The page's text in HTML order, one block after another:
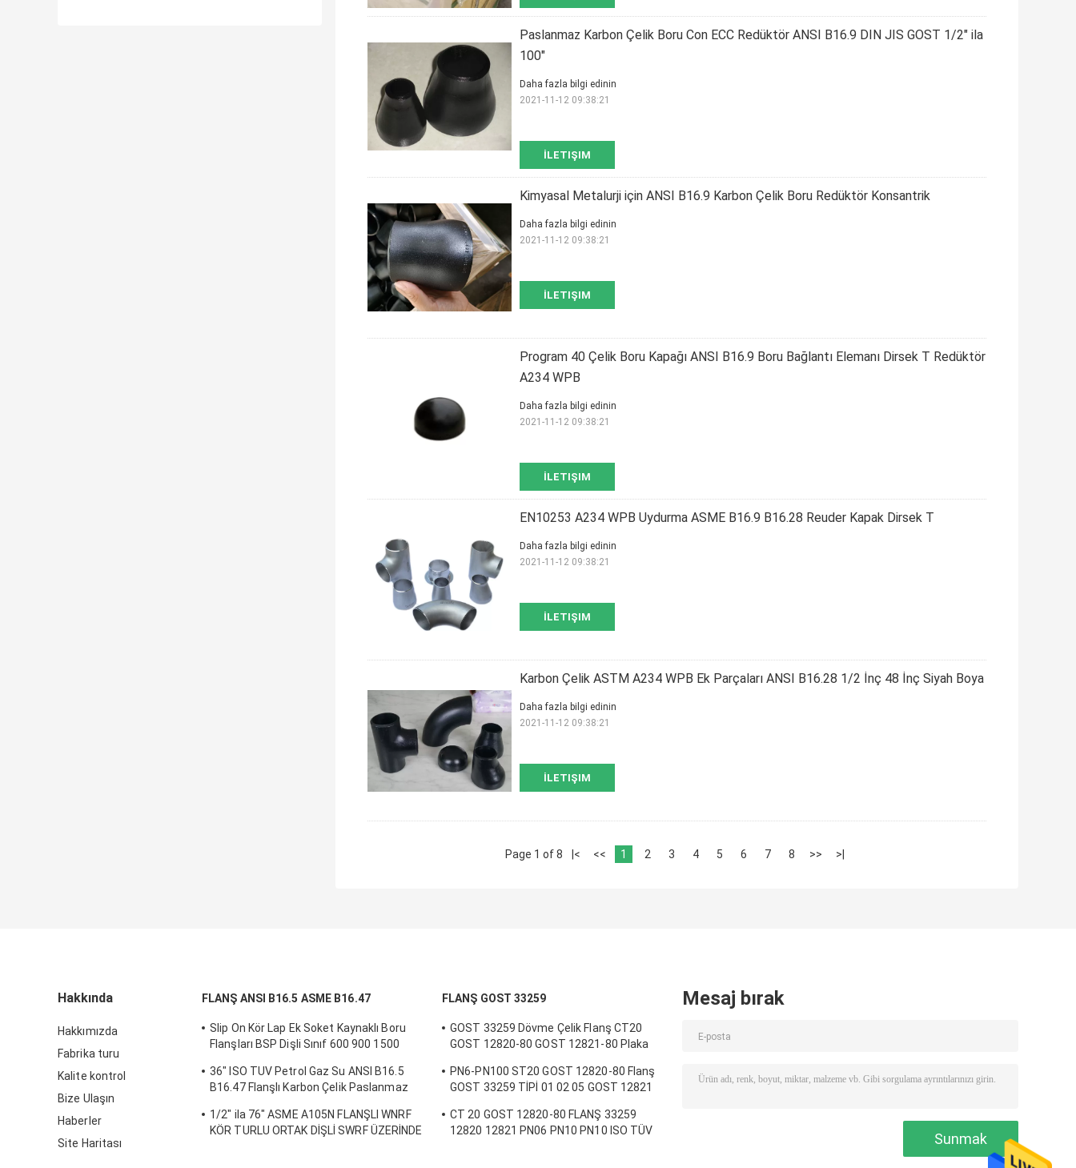
Paslanmaz Karbon Çelik Boru Con ECC Redüktör ANSI B16.9 DIN JIS GOST 1/2" ila
100"
İLETIŞIM
Daha fazla bilgi edinin
2021-11-12 09:38:21
Kimyasal Metalurji için ANSI B16.9 Karbon Çelik Boru Redüktör Konsantrik
İLETIŞIM
Daha fazla bilgi edinin
2021-11-12 09:38:21
Program 40 Çelik Boru Kapağı ANSI B16.9 Boru Bağlantı Elemanı Dirsek T Redüktör
A234 WPB
İLETIŞIM
Daha fazla bilgi edinin
2021-11-12 09:38:21
EN10253 A234 WPB Uydurma ASME B16.9 B16.28 Reuder Kapak Dirsek T
İLETIŞIM
Daha fazla bilgi edinin
2021-11-12 09:38:21
Karbon Çelik ASTM A234 WPB Ek Parçaları ANSI B16.28 1/2 İnç 48 İnç Siyah Boya
İLETIŞIM
Daha fazla bilgi edinin
2021-11-12 09:38:21
Page 1 of 8 |< << 1 2 3 4 5 6 7 8 >> >|
Hakkında
Hakkımızda
Fabrika turu
Kalite kontrol
Bize Ulaşın
Haberler
Site Haritası
FLANŞ ANSI B16.5 ASME B16.47
Slip On Kör Lap Ek Soket Kaynaklı Boru
Flanşları BSP Dişli Sınıf 600 900 1500
36" ISO TUV Petrol Gaz Su ANSI B16.5
B16.47 Flanşlı Karbon Çelik Paslanmaz
1/2" ila 76" ASME A105N FLANŞLI WNRF
KÖR TURLU ORTAK DİŞLİ SWRF ÜZERİNDE
FLANŞ GOST 33259
GOST 33259 Dövme Çelik Flanş CT20
GOST 12820-80 GOST 12821-80 Plaka
PN6-PN100 ST20 GOST 12820-80 Flanş
GOST 33259 TİPİ 01 02 05 GOST 12821
СT 20 GOST 12820-80 FLANŞ 33259
12820 12821 PN06 PN10 PN10 ISO TÜV
Mesaj bırak